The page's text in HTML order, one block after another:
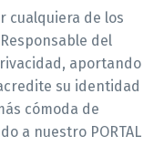
cualquiera de los
del
aportando
su identidad
cómoda de
a nuestro PORTAL